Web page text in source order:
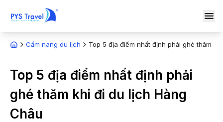
Cẩm nang du lịch Top 5 địa điểm nhất định phải ghé thăm
Top 5 địa điểm nhất định phải
ghé thăm khi đi du lịch Hàng
Châu